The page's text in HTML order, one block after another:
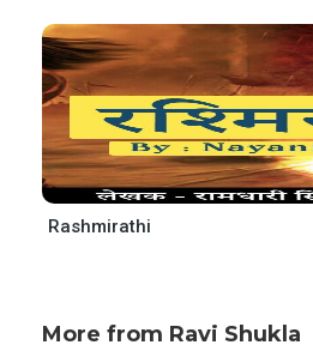
Rashmirathi
More from Ravi Shukla